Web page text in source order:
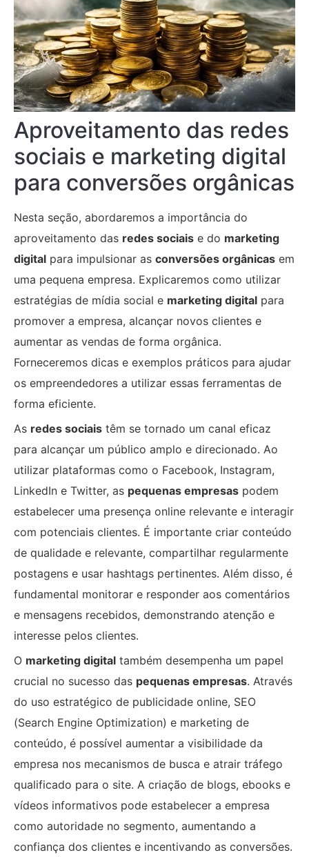
Aproveitamento das redes
sociais e marketing digital
para conversões orgânicas
Nesta seção, abordaremos a importância do
aproveitamento das redes sociais e do marketing
digital para impulsionar as conversões orgânicas em
uma pequena empresa. Explicaremos como utilizar
estratégias de mídia social e marketing digital para
promover a empresa, alcançar novos clientes e
aumentar as vendas de forma orgânica.
Forneceremos dicas e exemplos práticos para ajudar
os empreendedores a utilizar essas ferramentas de
forma eficiente.
As redes sociais têm se tornado um canal eficaz
para alcançar um público amplo e direcionado. Ao
utilizar plataformas como o Facebook, Instagram,
LinkedIn e Twitter, as pequenas empresas podem
estabelecer uma presença online relevante e interagir
com potenciais clientes. É importante criar conteúdo
de qualidade e relevante, compartilhar regularmente
postagens e usar hashtags pertinentes. Além disso, é
fundamental monitorar e responder aos comentários
e mensagens recebidos, demonstrando atenção e
interesse pelos clientes.
O marketing digital também desempenha um papel
crucial no sucesso das pequenas empresas. Através
do uso estratégico de publicidade online, SEO
(Search Engine Optimization) e marketing de
conteúdo, é possível aumentar a visibilidade da
empresa nos mecanismos de busca e atrair tráfego
qualificado para o site. A criação de blogs, ebooks e
vídeos informativos pode estabelecer a empresa
como autoridade no segmento, aumentando a
confiança dos clientes e incentivando as conversões.